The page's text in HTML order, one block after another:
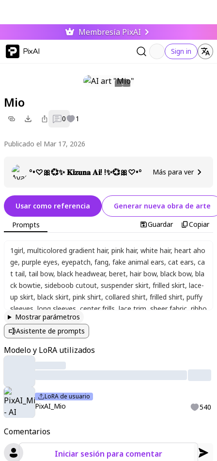
Membresía PixAI
PixAI Sign in
Mio
0 1
Publicado el Mar 17, 2026
°•♡🎀💞✨ 𝐊𝐢𝐳𝐮𝐧𝐚 𝐀𝐢! !✨💞🎀♡•° Más para ver
Comentarios
Iniciar sesión para comentar
Usar como referencia Generar nueva obra de arte
Prompts Guardar Copiar
1girl, multicolored gradient hair, pink hair, white hair, heart aho
ge, purple eyes, eyepatch, fang, fake animal ears, cat ears, ca
t tail, tail bow, black headwear, beret, hair bow, black bow, bla
ck bowtie, sideboob cutout, suspender skirt, frilled skirt, lace-
up skirt, black skirt, pink shirt, collared shirt, frilled shirt, puffy
sleeves long sleeves center frills lace trim sheer fabric ribbo
n , chest bow, bell, o-ring choker
i kei, PixAI_Mio
Mostrar parámetros
Asistente de prompts
Modelo y LoRA utilizados
LoRA de usuario
PixAI_Mio 540